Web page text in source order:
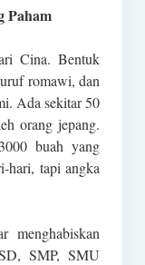
Paham
Cina. Bentuk
romawi, dan
Ada sekitar 50
orang jepang.
buah yang
hari, tapi angka
menghabiskan
SMP, SMU